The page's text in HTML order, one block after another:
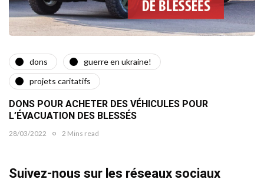
dons
guerre en ukraine!
projets caritatifs
DONS POUR ACHETER DES VÉHICULES POUR
L’ÉVACUATION DES BLESSÉS
28/03/2022 2 Mins read
Suivez-nous sur les réseaux sociaux